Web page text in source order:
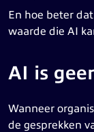
En hoe beter
waarde die AI
AI is
Wanneer
de gesprekken